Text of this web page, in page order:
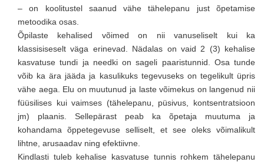
– on koolitustel saanud vähe tähelepanu just õpetamise
metoodika osas.
Õpilaste kehalised võimed on nii vanuseliselt kui ka
klassisiseselt väga erinevad. Nädalas on vaid 2 (3) kehalise
kasvatuse tundi ja needki on sageli paaristunnid. Osa tunde
võib ka ära jääda ja kasulikuks tegevuseks on tegelikult üpris
vähe aega. Elu on muutunud ja laste võimekus on langenud nii
füüsilises kui vaimses (tähelepanu, püsivus, kontsentratsioon
jm) plaanis. Sellepärast peab ka õpetaja muutuma ja
kohandama õppetegevuse selliselt, et see oleks võimalikult
lihtne, arusaadav ning efektiivne.
Kindlasti tuleb kehalise kasvatuse tunnis rohkem tähelepanu